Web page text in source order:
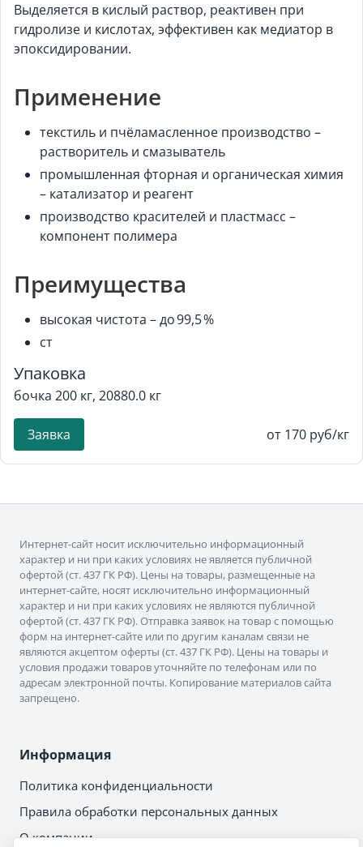
Выделяется в кислый раствор, реактивен при
гидролизе и кислотах, эффективен как медиатор в
эпоксидировании.
Применение
текстиль и пчёламасленное производство –
растворитель и смазыватель
промышленная фторная и органическая химия
– катализатор и реагент
производство красителей и пластмасс –
компонент полимера
Преимущества
высокая чистота – до 99,5 %
ст
Упаковка
бочка 200 кг, 20880.0 кг
Заявка от 170 руб/кг
Интернет-сайт носит исключительно информационный
характер и ни при каких условиях не является публичной
офертой (ст. 437 ГК РФ). Цены на товары, размещенные на
интернет-сайте, носят исключительно информационный
характер и ни при каких условиях не являются публичной
офертой (ст. 437 ГК РФ). Отправка заявок на товар с помощью
форм на интернет-сайте или по другим каналам связи не
являются акцептом оферты (ст. 437 ГК РФ). Цены на товары и
условия продажи товаров уточняйте по телефонам или по
адресам электронной почты. Копирование материалов сайта
запрещено.
Информация
Политика конфиденциальности
Правила обработки персональных данных
О компании